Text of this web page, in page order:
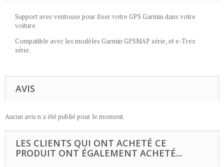
Support avec ventouse pour fixer votre GPS Garmin dans votre
voiture.
Compatible avec les modèles Garmin GPSMAP série, et e-Trex
série.
AVIS
Aucun avis n'a été publié pour le moment.
LES CLIENTS QUI ONT ACHETÉ CE
PRODUIT ONT ÉGALEMENT ACHETÉ...